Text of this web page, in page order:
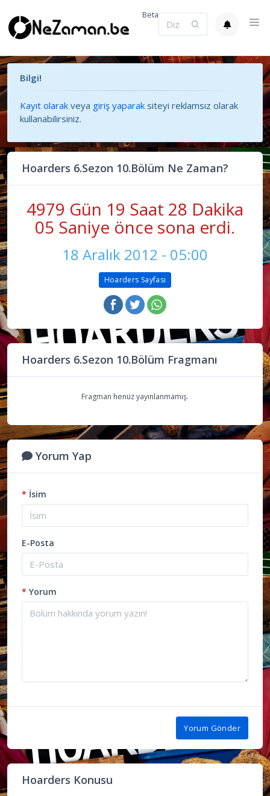
Beta
Bilgi!
Kayıt olarak veya giriş yaparak siteyi reklamsız olarak
kullanabilirsiniz.
Hoarders 6.Sezon 10.Bölüm Ne Zaman?
4979 Gün 19 Saat 28 Dakika
05 Saniye önce sona erdi.
18 Aralık 2012 - 05:00
Hoarders Sayfası
Hoarders 6.Sezon 10.Bölüm Fragmanı
Fragman henüz yayınlanmamış.
Yorum Yap
* İsim
E-Posta
* Yorum
Yorum Gönder
Hoarders Konusu